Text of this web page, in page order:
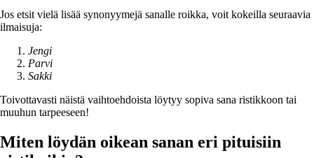
Jos etsit vielä lisää synonyymejä sanalle roikka, voit kokeilla seuraavia
ilmaisuja:
Jengi
Parvi
Sakki
Toivottavasti näistä vaihtoehdoista löytyy sopiva sana ristikkoon tai
muuhun tarpeeseen!
Miten löydän oikean sanan eri pituisiin